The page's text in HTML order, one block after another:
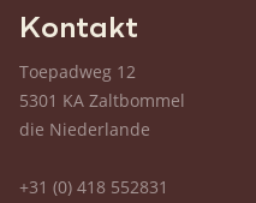
Kontakt
Toepadweg 12
5301 KA Zaltbommel
die Niederlande
+31 (0) 418 552831